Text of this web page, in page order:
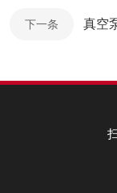
下一条 真空